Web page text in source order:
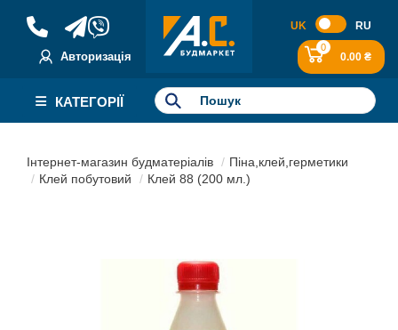
Авторизація
UK RU
0
0.00 ₴
КАТЕГОРІЇ
Інтернет-магазин будматеріалів
Піна,клей,герметики
Клей побутовий
Клей 88 (200 мл.)